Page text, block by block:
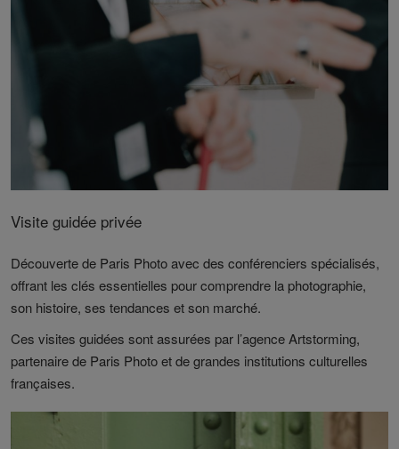
Visite guidée privée
Découverte de Paris Photo avec des conférenciers spécialisés,
offrant les clés essentielles pour comprendre la photographie,
son histoire, ses tendances et son marché.
Ces visites guidées sont assurées par l’agence Artstorming,
partenaire de Paris Photo et de grandes institutions culturelles
françaises.